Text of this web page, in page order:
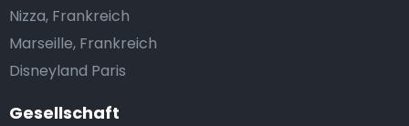
Gesellschaft
Nizza, Frankreich
Marseille, Frankreich
Disneyland Paris